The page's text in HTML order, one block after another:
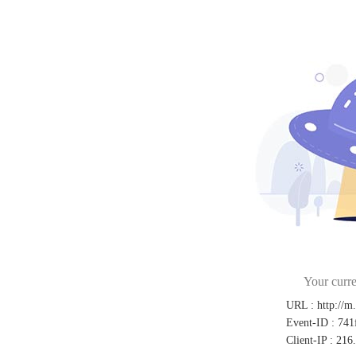
Your
URL : http://
Event-ID :
Client-IP :